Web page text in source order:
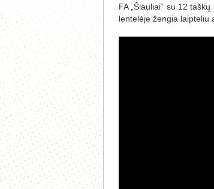
FA „Šiauliai“ su 12
lentelėje žengia laipteliu